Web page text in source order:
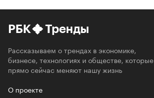
РБК Тренды
Рассказываем о трендах в экономике,
бизнесе, технологиях и обществе, которые
прямо сейчас меняют нашу жизнь
О проекте